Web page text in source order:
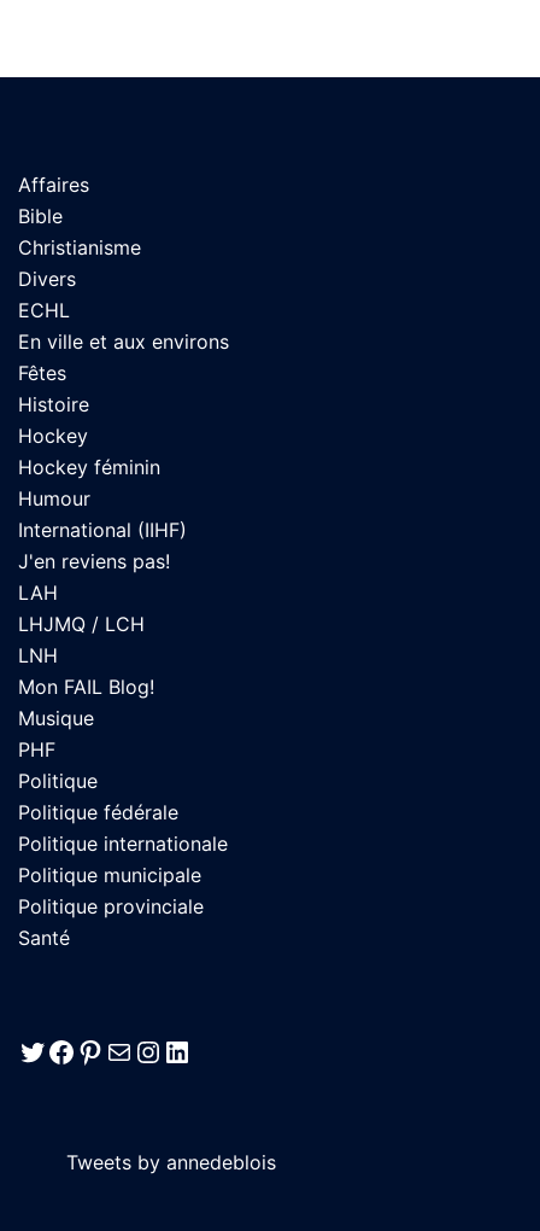
Affaires
Bible
Christianisme
Divers
ECHL
En ville et aux environs
Fêtes
Histoire
Hockey
Hockey féminin
Humour
International (IIHF)
J'en reviens pas!
LAH
LHJMQ / LCH
LNH
Mon FAIL Blog!
Musique
PHF
Politique
Politique fédérale
Politique internationale
Politique municipale
Politique provinciale
Santé
Twitter
Facebook
Pinterest
E-mailInstagram
LinkedIn
Tweets by annedeblois